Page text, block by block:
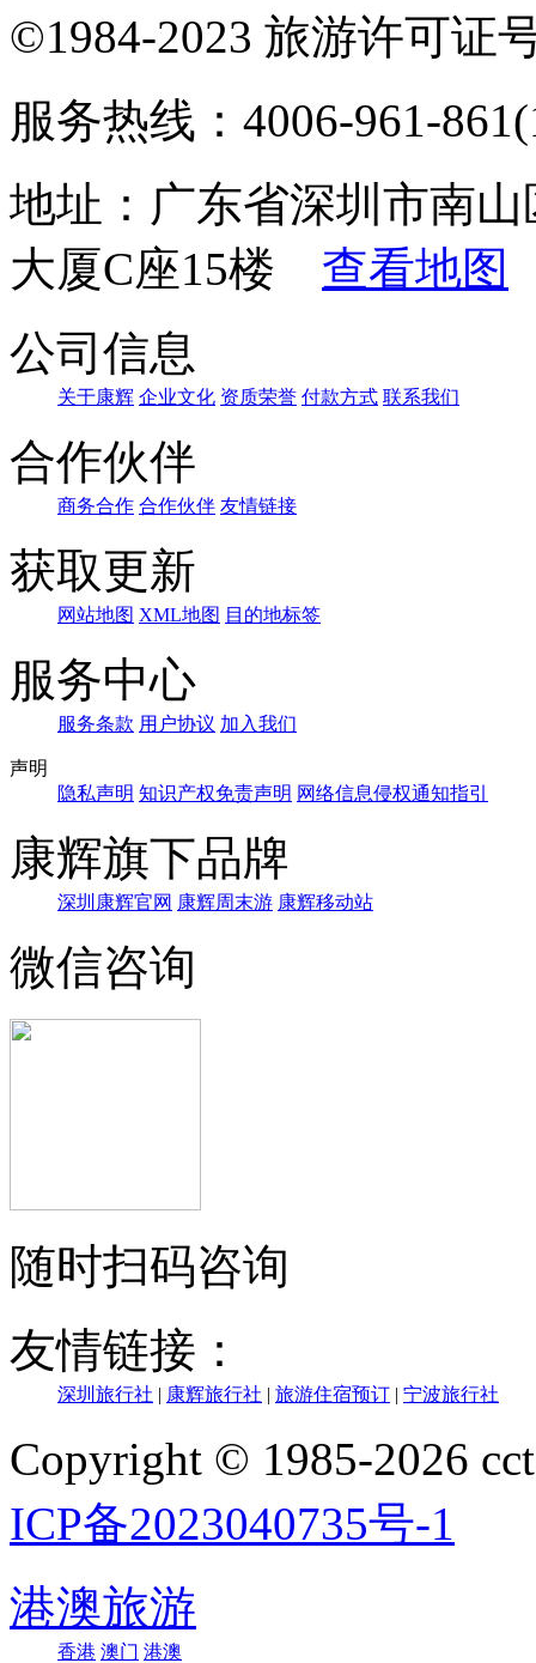
©1984-2023 旅游许可证
服务热线：4006-961-
地址：广东省深圳市南
大厦C座15楼 查看地图
公司信息
关于康辉 企业文化 资质荣誉 付款方式 联系我们
合作伙伴
商务合作 合作伙伴 友情链接
获取更新
网站地图 XML地图 目的地标签
服务中心
服务条款 用户协议 加入我们
声明
隐私声明 知识产权免责声明 网络信息侵权通知指引
康辉旗下品牌
深圳康辉官网 康辉周末游 康辉移动站
微信咨询
随时扫码咨询
友情链接：
深圳旅行社 | 康辉旅行社 | 旅游住宿预订 | 宁波旅行社
Copyright © 1985-2026
ICP备2023040735号-1
港澳旅游
香港 澳门 港澳